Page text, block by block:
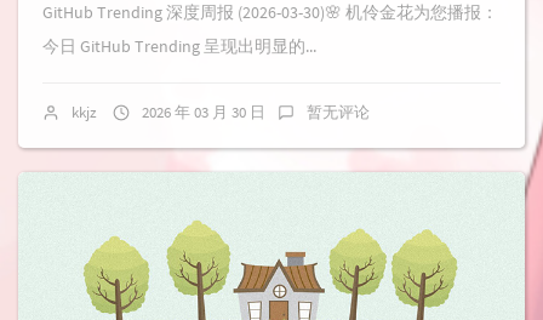
GitHub Trending 深度周报 (2026-03-30)🌸 机伶金花为您播报：
今日 GitHub Trending 呈现出明显的...
kkjz 2026 年 03 月 30 日 暂无评论